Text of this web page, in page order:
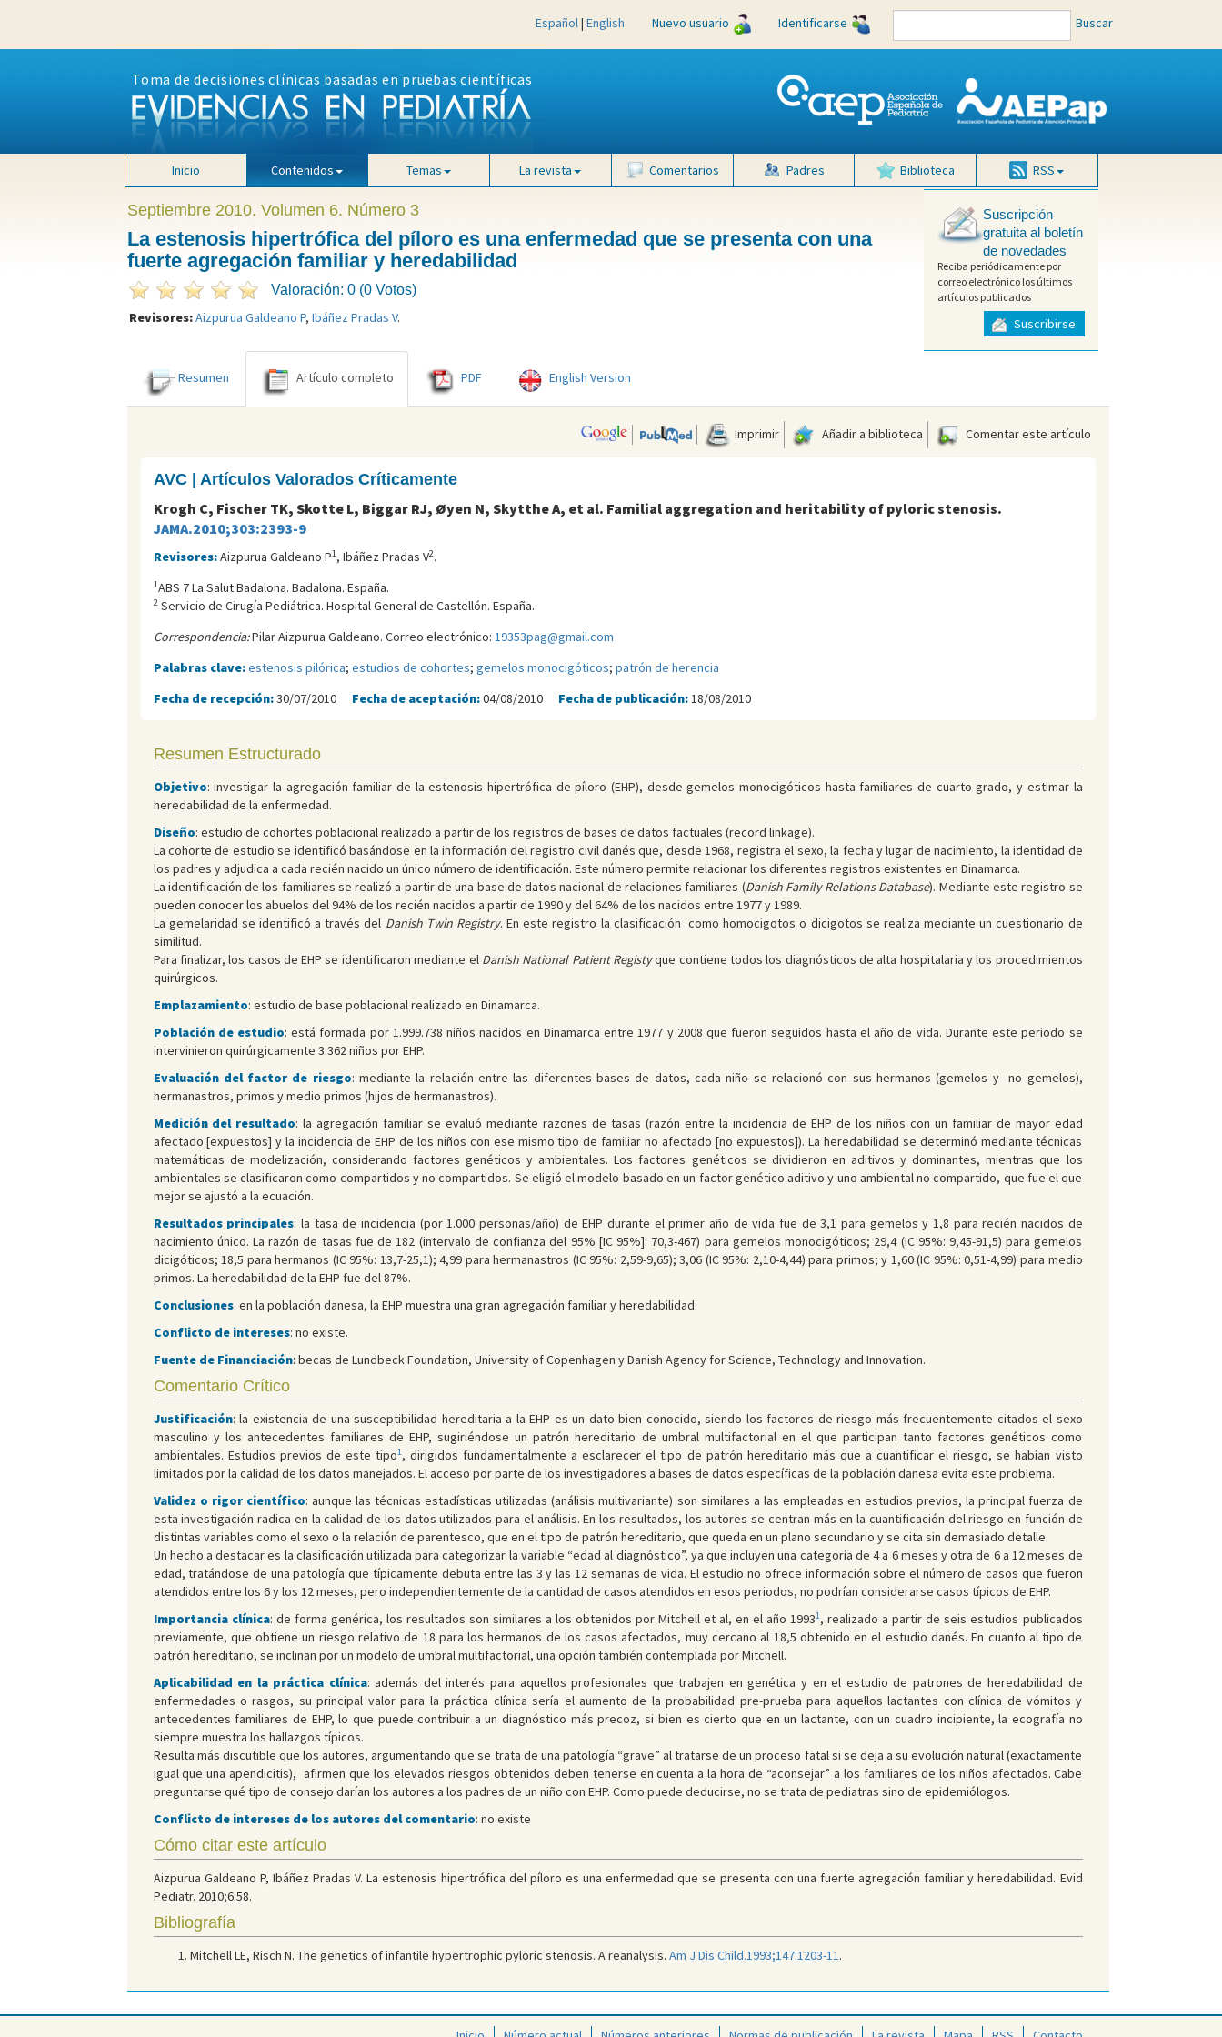
Español| English Nuevo usuario Identificarse Buscar
Toma de decisiones clínicas basadas en pruebas científicas
Inicio Contenidos Temas La revista Comentarios Padres Biblioteca RSS
Septiembre 2010. Volumen 6. Número 3
La estenosis hipertrófica del píloro es una enfermedad que se presenta con una
fuerte agregación familiar y heredabilidad
Valoración: 0 (0 Votos)
Revisores:Aizpurua Galdeano P, Ibáñez Pradas V.
Suscripción
gratuita al boletín
de novedades
Reciba periódicamente por
correo electrónico los últimos
artículos publicados
Suscribirse
Resumen Artículo completo PDF English Version
Imprimir Añadir a biblioteca Comentar este artículo
AVC | Artículos Valorados Críticamente
Krogh C, Fischer TK, Skotte L, Biggar RJ, Øyen N, Skytthe A, et al. Familial aggregation and heritability of pyloric stenosis.
JAMA.2010;303:2393-9
Revisores:Aizpurua Galdeano P1, Ibáñez Pradas V2.
1ABS 7 La Salut Badalona. Badalona. España.
2Servicio de Cirugía Pediátrica. Hospital General de Castellón. España.
Correspondencia:Pilar Aizpurua Galdeano. Correo electrónico: 19353pag@gmail.com
Palabras clave:estenosis pilórica; estudios de cohortes; gemelos monocigóticos; patrón de herencia
Fecha de recepción:30/07/2010 Fecha de aceptación:04/08/2010 Fecha de publicación:18/08/2010
Resumen Estructurado
Objetivo: investigar la agregación familiar de la estenosis hipertrófica de píloro (EHP), desde gemelos monocigóticos hasta familiares de cuarto grado, y estimar la
heredabilidad de la enfermedad.
Diseño: estudio de cohortes poblacional realizado a partir de los registros de bases de datos factuales (record linkage).
La cohorte de estudio se identificó basándose en la información del registro civil danés que, desde 1968, registra el sexo, la fecha y lugar de nacimiento, la identidad de
los padres y adjudica a cada recién nacido un único número de identificación. Este número permite relacionar los diferentes registros existentes en Dinamarca.
La identificación de los familiares se realizó a partir de una base de datos nacional de relaciones familiares (Danish Family Relations Database). Mediante este registro se
pueden conocer los abuelos del 94% de los recién nacidos a partir de 1990 y del 64% de los nacidos entre 1977 y 1989.
La gemelaridad se identificó a través del Danish Twin Registry. En este registro la clasificación como homocigotos o dicigotos se realiza mediante un cuestionario de
similitud.
Para finalizar, los casos de EHP se identificaron mediante el Danish National Patient Registyque contiene todos los diagnósticos de alta hospitalaria y los procedimientos
quirúrgicos.
Emplazamiento: estudio de base poblacional realizado en Dinamarca.
Población de estudio: está formada por 1.999.738 niños nacidos en Dinamarca entre 1977 y 2008 que fueron seguidos hasta el año de vida. Durante este periodo se
intervinieron quirúrgicamente 3.362 niños por EHP.
Evaluación del factor de riesgo: mediante la relación entre las diferentes bases de datos, cada niño se relacionó con sus hermanos (gemelos y no gemelos),
hermanastros, primos y medio primos (hijos de hermanastros).
Medición del resultado: la agregación familiar se evaluó mediante razones de tasas (razón entre la incidencia de EHP de los niños con un familiar de mayor edad
afectado [expuestos] y la incidencia de EHP de los niños con ese mismo tipo de familiar no afectado [no expuestos]). La heredabilidad se determinó mediante técnicas
matemáticas de modelización, considerando factores genéticos y ambientales. Los factores genéticos se dividieron en aditivos y dominantes, mientras que los
ambientales se clasificaron como compartidos y no compartidos. Se eligió el modelo basado en un factor genético aditivo y uno ambiental no compartido, que fue el que
mejor se ajustó a la ecuación.
Resultados principales: la tasa de incidencia (por 1.000 personas/año) de EHP durante el primer año de vida fue de 3,1 para gemelos y 1,8 para recién nacidos de
nacimiento único. La razón de tasas fue de 182 (intervalo de confianza del 95% [IC 95%]: 70,3-467) para gemelos monocigóticos; 29,4 (IC 95%: 9,45-91,5) para gemelos
dicigóticos; 18,5 para hermanos (IC 95%: 13,7-25,1); 4,99 para hermanastros (IC 95%: 2,59-9,65); 3,06 (IC 95%: 2,10-4,44) para primos; y 1,60 (IC 95%: 0,51-4,99) para medio
primos. La heredabilidad de la EHP fue del 87%.
Conclusiones: en la población danesa, la EHP muestra una gran agregación familiar y heredabilidad.
Conflicto de intereses: no existe.
Fuente de Financiación: becas de Lundbeck Foundation, University of Copenhagen y Danish Agency for Science, Technology and Innovation.
Comentario Crítico
Justificación: la existencia de una susceptibilidad hereditaria a la EHP es un dato bien conocido, siendo los factores de riesgo más frecuentemente citados el sexo
masculino y los antecedentes familiares de EHP, sugiriéndose un patrón hereditario de umbral multifactorial en el que participan tanto factores genéticos como
ambientales. Estudios previos de este tipo1, dirigidos fundamentalmente a esclarecer el tipo de patrón hereditario más que a cuantificar el riesgo, se habían visto
limitados por la calidad de los datos manejados. El acceso por parte de los investigadores a bases de datos específicas de la población danesa evita este problema.
Validez o rigor científico: aunque las técnicas estadísticas utilizadas (análisis multivariante) son similares a las empleadas en estudios previos, la principal fuerza de
esta investigación radica en la calidad de los datos utilizados para el análisis. En los resultados, los autores se centran más en la cuantificación del riesgo en función de
distintas variables como el sexo o la relación de parentesco, que en el tipo de patrón hereditario, que queda en un plano secundario y se cita sin demasiado detalle.
Un hecho a destacar es la clasificación utilizada para categorizar la variable “edad al diagnóstico”, ya que incluyen una categoría de 4 a 6 meses y otra de 6 a 12 meses de
edad, tratándose de una patología que típicamente debuta entre las 3 y las 12 semanas de vida. El estudio no ofrece información sobre el número de casos que fueron
atendidos entre los 6 y los 12 meses, pero independientemente de la cantidad de casos atendidos en esos periodos, no podrían considerarse casos típicos de EHP.
Importancia clínica: de forma genérica, los resultados son similares a los obtenidos por Mitchell et al, en el año 19931, realizado a partir de seis estudios publicados
previamente, que obtiene un riesgo relativo de 18 para los hermanos de los casos afectados, muy cercano al 18,5 obtenido en el estudio danés. En cuanto al tipo de
patrón hereditario, se inclinan por un modelo de umbral multifactorial, una opción también contemplada por Mitchell.
Aplicabilidad en la práctica clínica: además del interés para aquellos profesionales que trabajen en genética y en el estudio de patrones de heredabilidad de
enfermedades o rasgos, su principal valor para la práctica clínica sería el aumento de la probabilidad pre-prueba para aquellos lactantes con clínica de vómitos y
antecedentes familiares de EHP, lo que puede contribuir a un diagnóstico más precoz, si bien es cierto que en un lactante, con un cuadro incipiente, la ecografía no
siempre muestra los hallazgos típicos.
Resulta más discutible que los autores, argumentando que se trata de una patología “grave” al tratarse de un proceso fatal si se deja a su evolución natural (exactamente
igual que una apendicitis), afirmen que los elevados riesgos obtenidos deben tenerse en cuenta a la hora de “aconsejar” a los familiares de los niños afectados. Cabe
preguntarse qué tipo de consejo darían los autores a los padres de un niño con EHP. Como puede deducirse, no se trata de pediatras sino de epidemiólogos.
Conflicto de intereses de los autores del comentario: no existe
Cómo citar este artículo
Aizpurua Galdeano P, Ibáñez Pradas V. La estenosis hipertrófica del píloro es una enfermedad que se presenta con una fuerte agregación familiar y heredabilidad. Evid
Pediatr. 2010;6:58.
Bibliografía
Mitchell LE, Risch N. The genetics of infantile hypertrophic pyloric stenosis. A reanalysis. Am J Dis Child.1993;147:1203-11.